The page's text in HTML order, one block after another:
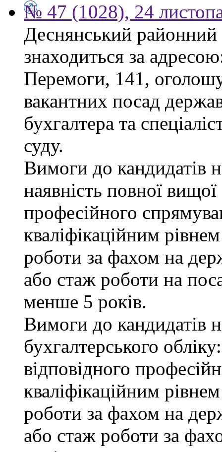
№ 47 (1028), 24
Деснянський
знаходиться за
Перемоги, 141,
вакантних посад
бухгалтера та
суду.
Вимоги до кандидатів
наявність повної вищої
професійного
кваліфікаційним
роботи за фахом на
або стаж роботи на
менше 5 років.
Вимоги до кандидатів
бухгалтерського
відповідного
кваліфікаційним
роботи за фахом на
або стаж роботи за